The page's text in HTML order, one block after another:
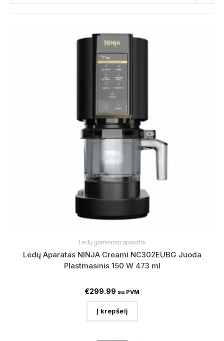
Ledų gaminimo aparatai
Ledų Aparatas NINJA Creami NC302EUBG Juoda
Plastmasinis 150 W 473 ml
€299.99 su PVM
Į krepšelį